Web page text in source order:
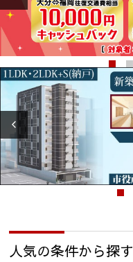
人気の条件から探す